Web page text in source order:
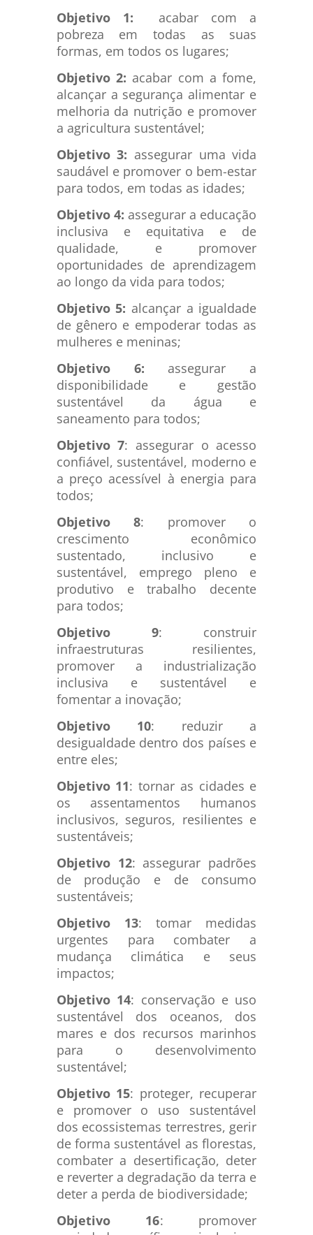
Objetivo 1: acabar com a
pobreza em todas as suas
formas, em todos os lugares;
Objetivo 2: acabar com a fome,
alcançar a segurança alimentar e
melhoria da nutrição e promover
a agricultura sustentável;
Objetivo 3: assegurar uma vida
saudável e promover o bem-estar
para todos, em todas as idades;
Objetivo 4: assegurar a educação
inclusiva e equitativa e de
qualidade, e promover
oportunidades de aprendizagem
ao longo da vida para todos;
Objetivo 5: alcançar a igualdade
de gênero e empoderar todas as
mulheres e meninas;
Objetivo 6: assegurar a
disponibilidade e gestão
sustentável da água e
saneamento para todos;
Objetivo 7: assegurar o acesso
confiável, sustentável, moderno e
a preço acessível à energia para
todos;
Objetivo 8: promover o
crescimento econômico
sustentado, inclusivo e
sustentável, emprego pleno e
produtivo e trabalho decente
para todos;
Objetivo 9: construir
infraestruturas resilientes,
promover a industrialização
inclusiva e sustentável e
fomentar a inovação;
Objetivo 10: reduzir a
desigualdade dentro dos países e
entre eles;
Objetivo 11: tornar as cidades e
os assentamentos humanos
inclusivos, seguros, resilientes e
sustentáveis;
Objetivo 12: assegurar padrões
de produção e de consumo
sustentáveis;
Objetivo 13: tomar medidas
urgentes para combater a
mudança climática e seus
impactos;
Objetivo 14: conservação e uso
sustentável dos oceanos, dos
mares e dos recursos marinhos
para o desenvolvimento
sustentável;
Objetivo 15: proteger, recuperar
e promover o uso sustentável
dos ecossistemas terrestres, gerir
de forma sustentável as florestas,
combater a desertificação, deter
e reverter a degradação da terra e
deter a perda de biodiversidade;
Objetivo 16: promover